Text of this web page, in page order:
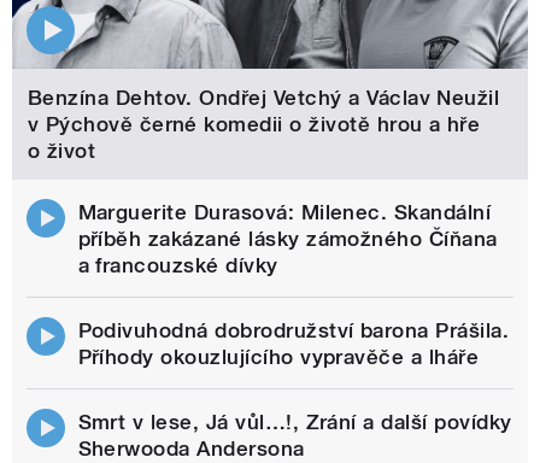
Benzína Dehtov. Ondřej Vetchý a Václav Neužil
v Pýchově černé komedii o životě hrou a hře
o život
Marguerite Durasová: Milenec. Skandální
příběh zakázané lásky zámožného Číňana
a francouzské dívky
Podivuhodná dobrodružství barona Prášila.
Příhody okouzlujícího vypravěče a lháře
Smrt v lese, Já vůl…!, Zrání a další povídky
Sherwooda Andersona